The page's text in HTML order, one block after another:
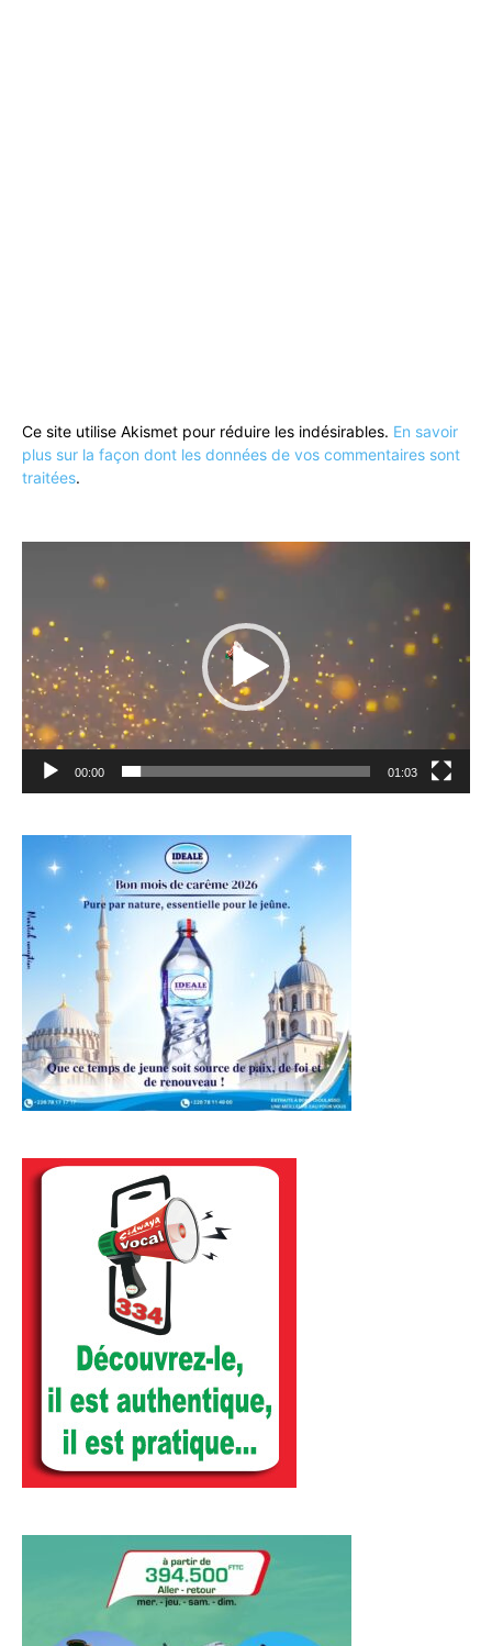
Ce site utilise Akismet pour réduire les indésirables. En savoir
plus sur la façon dont les données de vos commentaires sont
traitées.
00:00 01:03